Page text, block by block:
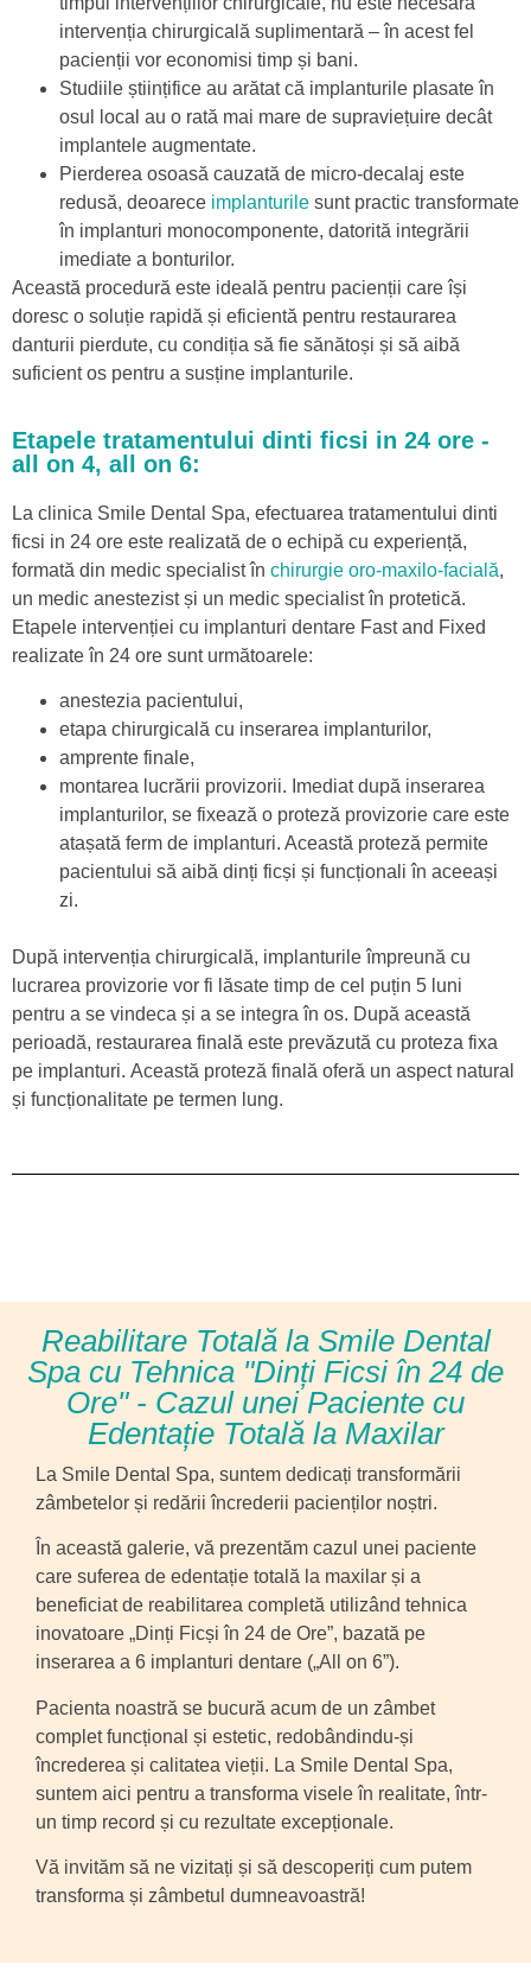
intervenția chirurgicală suplimentară – în acest fel
pacienții vor economisi timp și bani.
Studiile științifice au arătat că implanturile plasate în
osul local au o rată mai mare de supraviețuire decât
implantele augmentate.
Pierderea osoasă cauzată de micro-decalaj este
redusă, deoarece implanturile sunt practic transformate
în implanturi monocomponente, datorită integrării
imediate a bonturilor.
Această procedură este ideală pentru pacienții care își
doresc o soluție rapidă și eficientă pentru restaurarea
danturii pierdute, cu condiția să fie sănătoși și să aibă
suficient os pentru a susține implanturile.
Etapele tratamentului dinti ficsi in 24 ore -
all on 4, all on 6:
La clinica Smile Dental Spa, efectuarea tratamentului dinti
ficsi in 24 ore este realizată de o echipă cu experiență,
formată din medic specialist în chirurgie oro-maxilo-facială,
un medic anestezist și un medic specialist în protetică.
Etapele intervenției cu implanturi dentare Fast and Fixed
realizate în 24 ore sunt următoarele:
anestezia pacientului,
etapa chirurgicală cu inserarea implanturilor,
amprente finale,
montarea lucrării provizorii. Imediat după inserarea
implanturilor, se fixează o proteză provizorie care este
atașată ferm de implanturi. Această proteză permite
pacientului să aibă dinți ficși și funcționali în aceeași
zi.
După intervenția chirurgicală, implanturile împreună cu
lucrarea provizorie vor fi lăsate timp de cel puțin 5 luni
pentru a se vindeca și a se integra în os. După această
perioadă, restaurarea finală este prevăzută cu proteza fixa
pe implanturi. Această proteză finală oferă un aspect natural
și funcționalitate pe termen lung.
Reabilitare Totală la Smile Dental
Spa cu Tehnica "Dinți Ficsi în 24 de
Ore" - Cazul unei Paciente cu
Edentație Totală la Maxilar
La Smile Dental Spa, suntem dedicați transformării
zâmbetelor și redării încrederii pacienților noștri.
În această galerie, vă prezentăm cazul unei paciente
care suferea de edentație totală la maxilar și a
beneficiat de reabilitarea completă utilizând tehnica
inovatoare „Dinți Ficși în 24 de Ore”, bazată pe
inserarea a 6 implanturi dentare („All on 6”).
Pacienta noastră se bucură acum de un zâmbet
complet funcțional și estetic, redobândindu-și
încrederea și calitatea vieții. La Smile Dental Spa,
suntem aici pentru a transforma visele în realitate, într-
un timp record și cu rezultate excepționale.
Vă invităm să ne vizitați și să descoperiți cum putem
transforma și zâmbetul dumneavoastră!